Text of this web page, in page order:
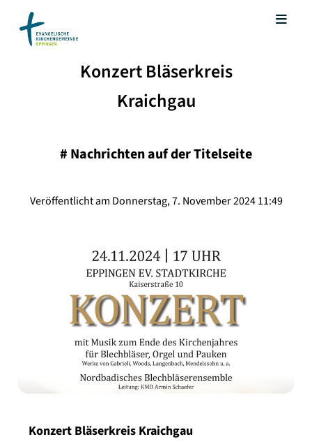
Konzert Bläserkreis
Kraichgau
# Nachrichten auf der Titelseite
Veröffentlicht am Donnerstag, 7. November 2024 11:49
Konzert Bläserkreis Kraichgau